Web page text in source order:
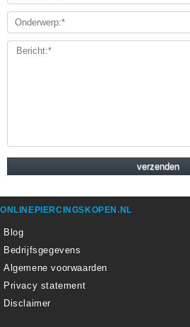
ONLINEPIERCINGSKOPEN.NL
Blog
Bedrijfsgegevens
Algemene voorwaarden
Privacy statement
Disclaimer